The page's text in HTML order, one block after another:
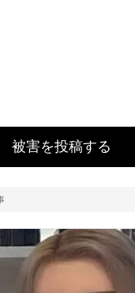
被害を投稿する